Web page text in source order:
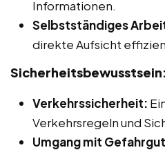
Informationen.
Selbstständiges
direkte Aufsicht
Sicherheitsbewusstsein:
Verkehrssicherheit:
Verkehrsregeln und
Umgang mit